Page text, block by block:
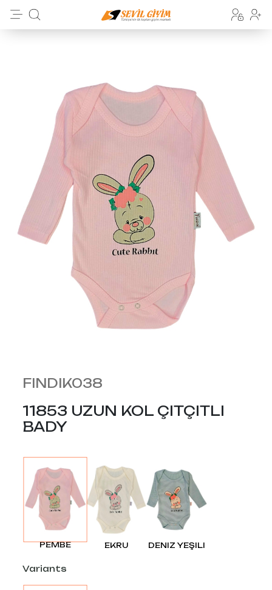
FINDIK038
11853 UZUN KOL ÇITÇITLI
BADY
PEMBE EKRU DENIZ YEŞILI
Variants